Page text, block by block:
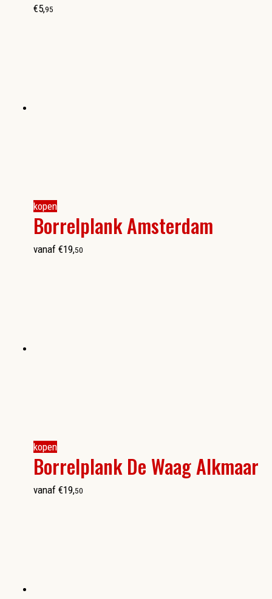
€5,95
kopen
Borrelplank Amsterdam
vanaf €19,50
kopen
Borrelplank De Waag Alkmaar
vanaf €19,50